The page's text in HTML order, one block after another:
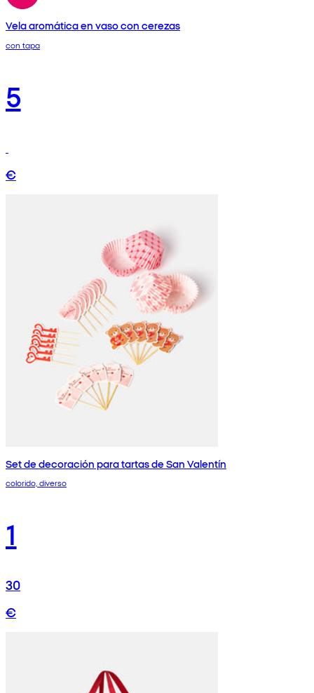
Vela aromática en vaso con cerezas
con tapa
5
€
Set de decoración para tartas de San Valentín
colorido, diverso
1
30
€